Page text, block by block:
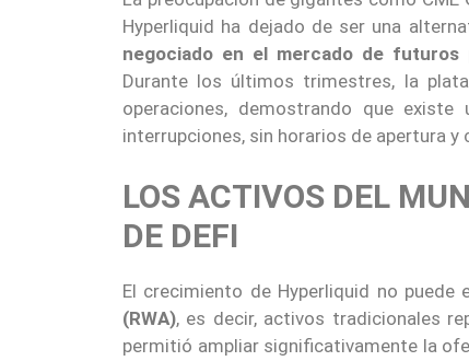
Hyperliquid ha dejado de ser una
negociado en el mercado de futuros
Durante los últimos trimestres, la
operaciones, demostrando que
interrupciones, sin horarios de apertura
LOS ACTIVOS DEL
DE DEFI
El crecimiento de Hyperliquid no
(RWA), es decir, activos tradicionales
permitió ampliar significativamente la